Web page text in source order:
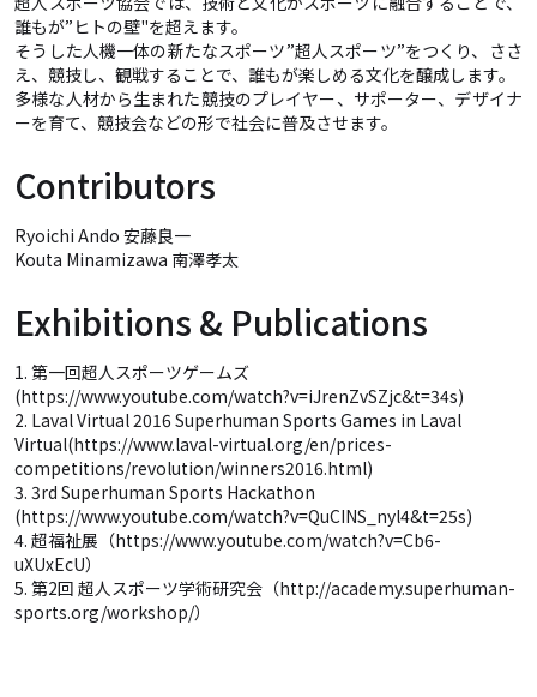
誰もが”ヒトの壁"を超えます。
そうした人機一体の新たなスポーツ”超人スポーツ”をつくり、ささ
え、競技し、観戦することで、誰もが楽しめる文化を醸成します。
多様な人材から生まれた競技のプレイヤー、サポーター、デザイナ
ーを育て、競技会などの形で社会に普及させます。
Contributors
Ryoichi Ando 安藤良一
Kouta Minamizawa 南澤孝太
Exhibitions & Publications
1. 第一回超人スポーツゲームズ
(https://www.youtube.com/watch?v=iJrenZvSZjc&t=34s)
2. Laval Virtual 2016 Superhuman Sports Games in Laval
Virtual(https://www.laval-virtual.org/en/prices-
competitions/revolution/winners2016.html)
3. 3rd Superhuman Sports Hackathon
(https://www.youtube.com/watch?v=QuCINS_nyl4&t=25s)
4. 超福祉展（https://www.youtube.com/watch?v=Cb6-
uXUxEcU）
5. 第2回 超人スポーツ学術研究会（http://academy.superhuman-
sports.org/workshop/）